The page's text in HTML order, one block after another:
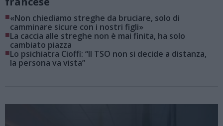
■«Non chiediamo streghe da bruciare, solo di
camminare sicure con i nostri figli»
■La caccia alle streghe non è mai finita, ha solo
cambiato piazza
■Lo psichiatra Cioffi: “Il TSO non si decide a distanza,
la persona va vista”